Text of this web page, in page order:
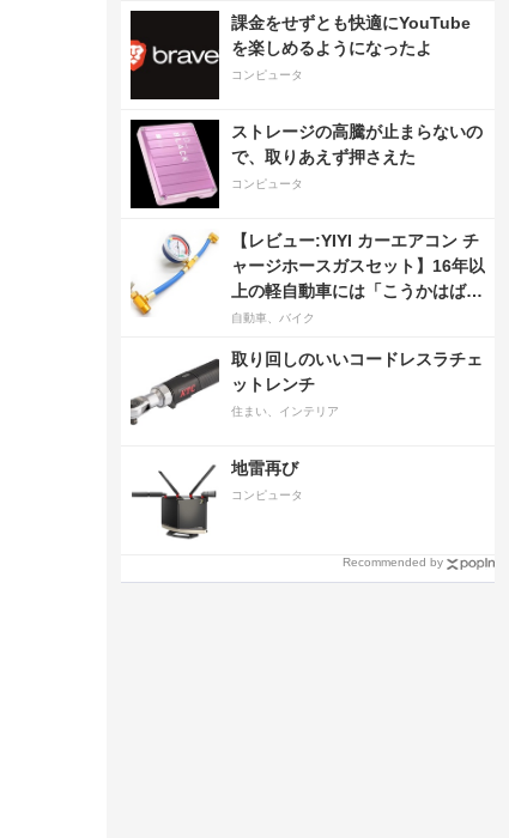
課金をせずとも快適にYouTube
を楽しめるようになったよ
コンピュータ
ストレージの高騰が止まらないの
で、取りあえず押さえた
コンピュータ
【レビュー:YIYI カーエアコン チ
ャージホースガスセット】16年以
上の軽自動車には「こうかはばつ
ぐんだ」が…
自動車、バイク
取り回しのいいコードレスラチェ
ットレンチ
住まい、インテリア
地雷再び
コンピュータ
Recommended by